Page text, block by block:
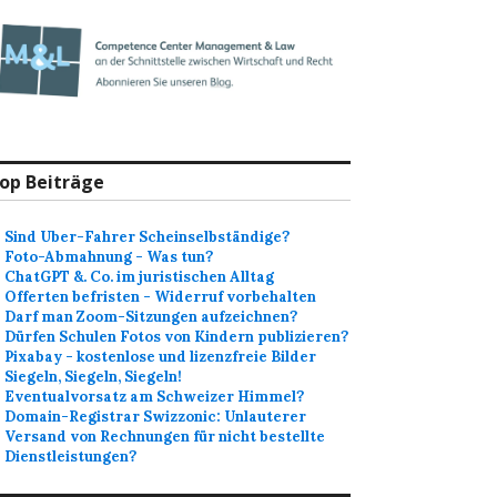
Beiträge
Sind Uber-Fahrer Scheinselbständige?
Foto-Abmahnung - Was tun?
ChatGPT &. Co. im juristischen Alltag
Offerten befristen - Widerruf vorbehalten
Darf man Zoom-Sitzungen aufzeichnen?
Dürfen Schulen Fotos von Kindern publizieren?
Pixabay - kostenlose und lizenzfreie Bilder
Siegeln, Siegeln, Siegeln!
Eventualvorsatz am Schweizer Himmel?
Domain-Registrar Swizzonic: Unlauterer
Versand von Rechnungen für nicht bestellte
Dienstleistungen?